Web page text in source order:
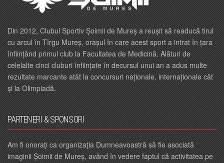
Din 2012, Clubul Sportiv Șoimii de Mureș a reușit să readucă tirul
cu arcul în Tîrgu Mureș, orașul în care acest sport a intrat în țara
înființând primul club la Facultatea de Medicină. Alături de
celelalte cinci cluburi înființate în decursul unui an a adus multe
rezultate marcante atât la concursuri naționale, internaționale cât
și la Olimpiadă.
PARTENERI & SPONSORI
Am fi onoraţi ca organizaţia Dumneavoastră să fie asociată
imaginii Șoimii de Mureș, având în vedere faptul că activitatea pe